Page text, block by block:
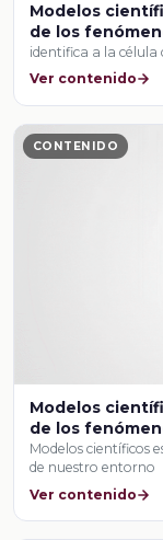
Modelos
de los
identifica a la célula
Ver contenido
CONTENIDO
Modelos
de los
Modelos científicos
de nuestro entorno
Ver contenido